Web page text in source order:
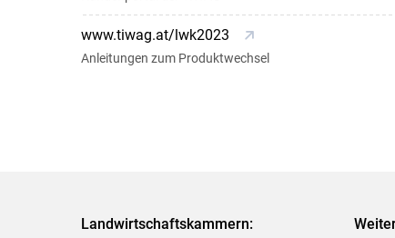
www.tiwag.at/lwk2023
Anleitungen zum Produktwechsel
Landwirtschaftskammern: